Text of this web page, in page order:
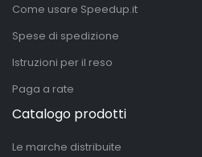
Come usare Speedup.it
Spese di spedizione
Istruzioni per il reso
Paga a rate
Catalogo prodotti
Le marche distribuite